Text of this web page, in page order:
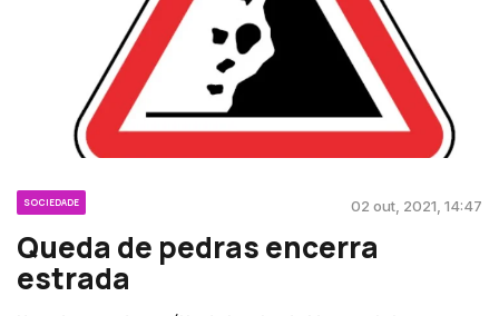
SOCIEDADE 02 out, 2021, 14:47
Queda de pedras encerra
estrada